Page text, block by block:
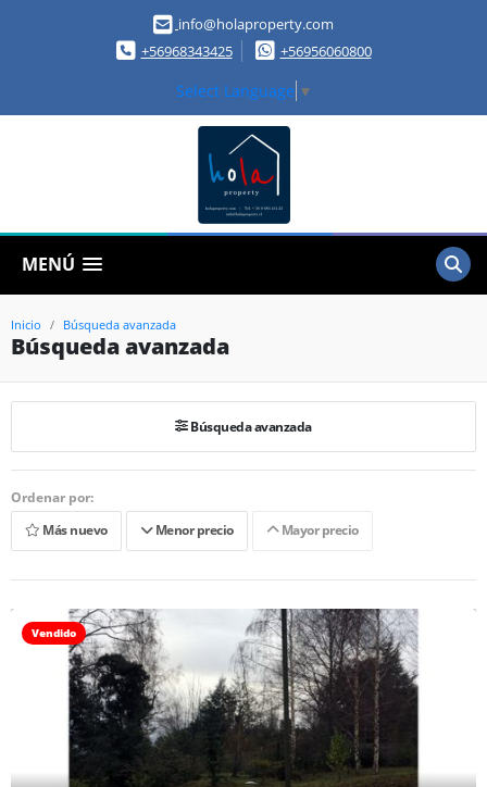
info@holaproperty.com
+56968343425
+56956060800
Select Language ▼
MENÚ
Inicio Búsqueda avanzada
Búsqueda avanzada
Búsqueda avanzada
Ordenar por:
Más nuevo
Menor precio Mayor precio
Vendido